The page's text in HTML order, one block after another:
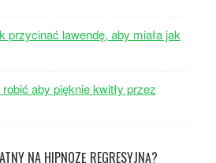
przycinać lawendę, aby miała jak
aby pięknie kwitły przez
NA HIPNOZĘ REGRESYJNĄ?